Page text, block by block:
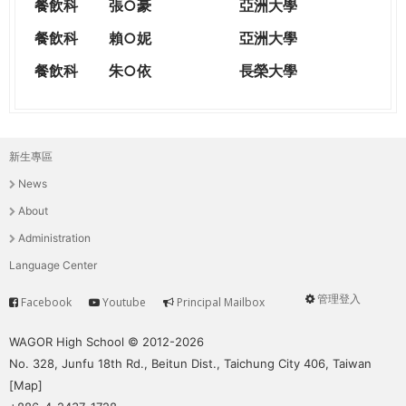
餐飲科 張○豪
亞洲大學
餐飲科
賴○妮
亞洲大學
餐飲科
朱○依 長榮大學
主
選
單
新生專區
News
About
Administration
Language Center
User
管理登入
Service
Facebook Youtube Principal Mailbox
WAGOR High School © 2012-2026
No. 328, Junfu 18th Rd., Beitun Dist., Taichung City 406, Taiwan
[Map]